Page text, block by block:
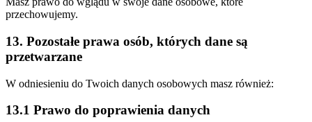
przechowujemy.
13. Pozostałe prawa osób, których dane są
przetwarzane
W odniesieniu do Twoich danych osobowych masz również:
13.1 Prawo do poprawienia danych